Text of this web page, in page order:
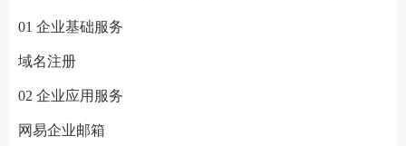
01 企业基础服务
域名注册
02 企业应用服务
网易企业邮箱